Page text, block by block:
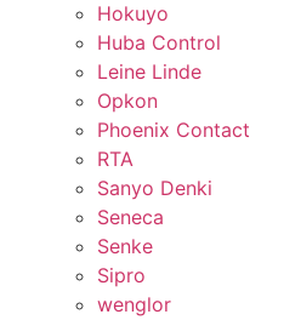
Hokuyo
Huba Control
Leine Linde
Opkon
Phoenix Contact
RTA
Sanyo Denki
Seneca
Senke
Sipro
wenglor